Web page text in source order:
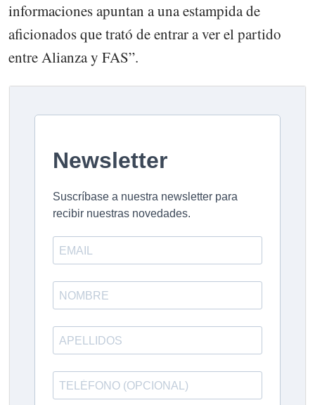
informaciones apuntan a una estampida de
aficionados que trató de entrar a ver el partido
entre Alianza y FAS”.